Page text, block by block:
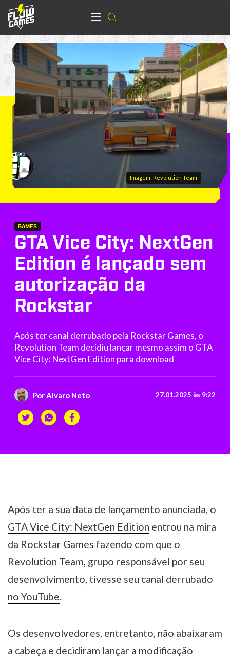
Imagem: Revolution Team
GAMES
GTA Vice City: NextGen
Edition é lançado sem
autorização da
Rockstar
Após ter canal derrubado pela Rockstar Games, o
Revolution Team decidiu lançar mesmo assim o GTA
Vice City: NextGen Edition para download
Por Alvaro Neto 27.01.2025 às 9:22
Após ter a sua data de lançamento anunciada, o
GTA Vice City: NextGen Edition entrou na mira
da Rockstar Games fazendo com que o
Revolution Team, grupo responsável por seu
desenvolvimento, tivesse seu canal derrubado
no YouTube
Os desenvolvedores, entretanto, não abaixaram
a cabeça e decidiram lançar a modificação